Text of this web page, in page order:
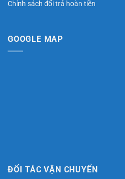
Chính sách đổi trả hoàn tiền
GOOGLE MAP
ĐỐI TÁC VẬN CHUYỂN